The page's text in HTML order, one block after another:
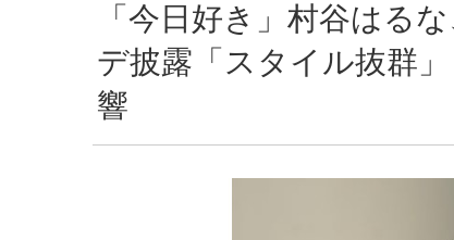
「今日好き」村谷はる
デ披露「スタイル抜群
響